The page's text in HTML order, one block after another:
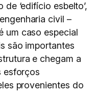
‘edifício esbelto’,
civil –
um caso especial
são importantes
e chegam a
esforços
provenientes do